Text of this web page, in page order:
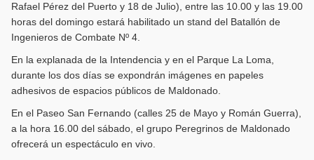
Rafael Pérez del Puerto y 18 de Julio), entre las 10.00 y las 19.00
horas del domingo estará habilitado un stand del Batallón de
Ingenieros de Combate Nº 4.
En la explanada de la Intendencia y en el Parque La Loma,
durante los dos días se expondrán imágenes en papeles
adhesivos de espacios públicos de Maldonado.
En el Paseo San Fernando (calles 25 de Mayo y Román Guerra),
a la hora 16.00 del sábado, el grupo Peregrinos de Maldonado
ofrecerá un espectáculo en vivo.